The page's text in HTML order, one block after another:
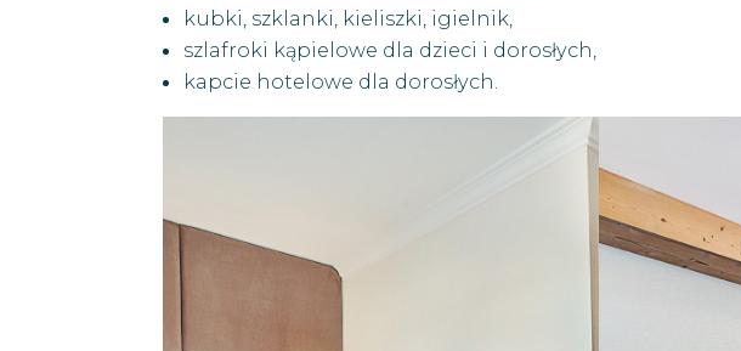
kubki, szklanki, kieliszki, igielnik,
szlafroki kąpielowe dla dzieci i dorosłych,
kapcie hotelowe dla dorosłych.